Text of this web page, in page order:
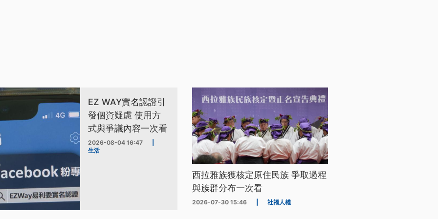
EZ WAY實名認證引
發個資疑慮 使用方
式與爭議內容一次看
2026-08-04 16:47
生活
西拉雅族獲核定原住民族 爭取過程
與族群分布一次看
2026-07-30 15:46 社福人權